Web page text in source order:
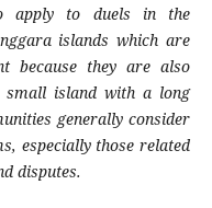
apply to duels in the
islands which are
because they are also
small island with a long
generally consider
especially those related
disputes.